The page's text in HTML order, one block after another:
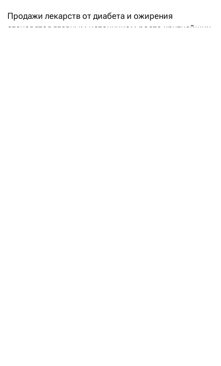
Продажи лекарств от диабета и ожирения
становятся главным источником роста крупнейших